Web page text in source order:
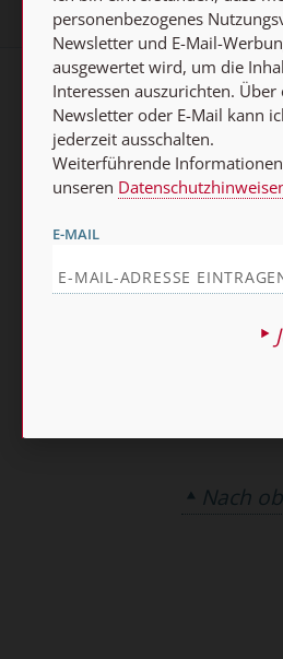
AGB und
Barrierefreiheit
Nach
personenbezogenes
Newsletter und E-Mail-
ausgewertet wird, um die
Interessen auszurichten. Über
Newsletter oder E-Mail kann
jederzeit ausschalten.
Weiterführende
unseren
E-MAIL